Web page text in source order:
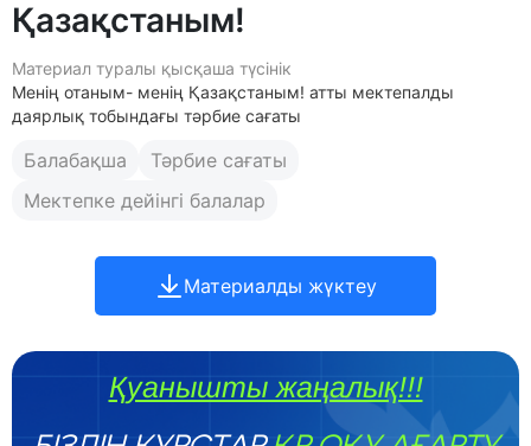
Қазақстаным!
Материал туралы қысқаша түсінік
Менің отаным- менің Қазақстаным! атты мектепалды
даярлық тобындағы тәрбие сағаты
Балабақша
Тәрбие сағаты
Мектепке дейінгі балалар
Материалды жүктеу
Қуанышты жаңалық!!!